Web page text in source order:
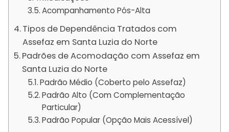
Acompanhamento Pós-Alta
Tipos de Dependência Tratados com
Assefaz em Santa Luzia do Norte
Padrões de Acomodação com Assefaz em
Santa Luzia do Norte
Padrão Médio (Coberto pelo Assefaz)
Padrão Alto (Com Complementação
Particular)
Padrão Popular (Opção Mais Acessível)